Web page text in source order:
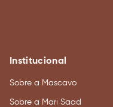
Institucional
Sobre a Mascavo
Sobre a Mari Saad